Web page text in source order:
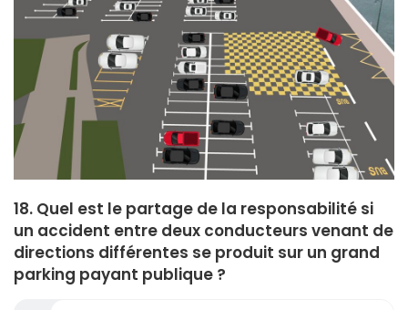
18. Quel est le partage de la responsabilité si
un accident entre deux conducteurs venant de
directions différentes se produit sur un grand
parking payant publique ?